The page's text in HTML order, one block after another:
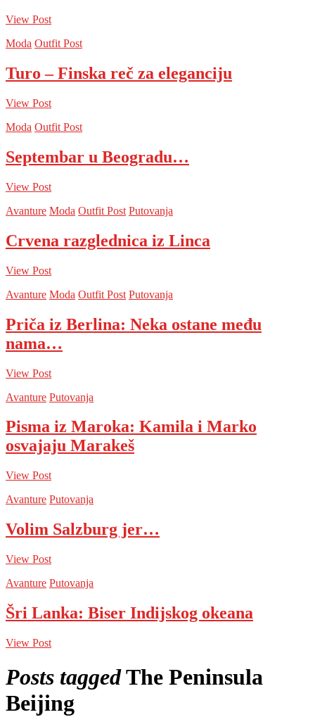
View Post
Moda Outfit Post
Turo – Finska reč za eleganciju
View Post
Moda Outfit Post
Septembar u Beogradu…
View Post
Avanture Moda Outfit Post Putovanja
Crvena razglednica iz Linca
View Post
Avanture Moda Outfit Post Putovanja
Priča iz Berlina: Neka ostane među
nama…
View Post
Avanture Putovanja
Pisma iz Maroka: Kamila i Marko
osvajaju Marakeš
View Post
Avanture Putovanja
Volim Salzburg jer…
View Post
Avanture Putovanja
Šri Lanka: Biser Indijskog okeana
View Post
Posts taggedThe Peninsula
Beijing